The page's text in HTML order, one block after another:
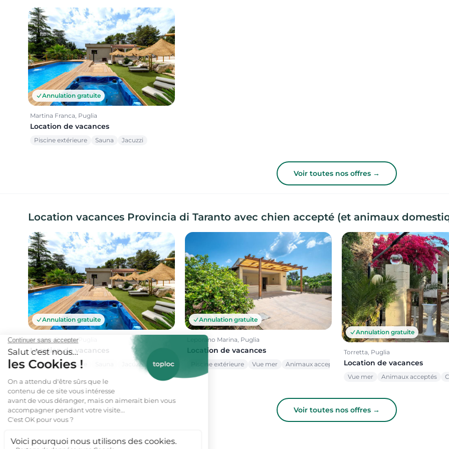
Annulation gratuite
Martina Franca, Puglia
Location de vacances
Piscine extérieure Sauna Jacuzzi
Voir toutes nos offres →
Location vacances Provincia di Taranto avec chien accepté (et animaux
Annulation gratuite
Martina Franca, Puglia
Location de vacances
Piscine extérieure Jacuzzi
Annulation gratuite
Leporano Marina, Puglia
Location de vacances
Piscine extérieure Vue mer Animaux acceptés
Annulation gratuite
Torretta, Puglia
Location de vacances
Vue mer Animaux acceptés
Voir toutes nos offres →